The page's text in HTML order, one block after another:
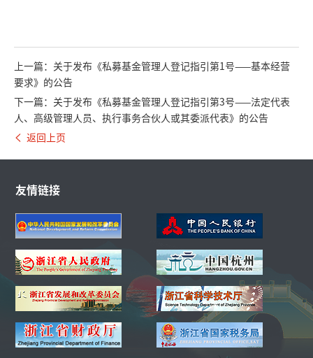
上一篇：关于发布《私募基金管理人登记指引第1号——基本经营
要求》的公告
下一篇：关于发布《私募基金管理人登记指引第3号——法定代表
人、高级管理人员、执行事务合伙人或其委派代表》的公告
返回上页
友情链接